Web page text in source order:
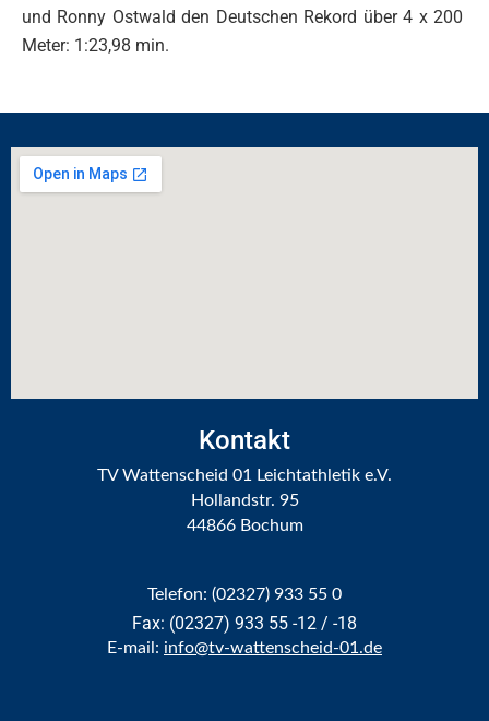
SPORTPARK LOHRHEIDE WEST
STADTWERKE HALBMARATHON BOCHUM
SPONSOREN
KONTAKT
und Ronny Ostwald den Deutschen Rekord über 4 x 200
Meter: 1:23,98 min.
Kontakt
TV Wattenscheid 01 Leichtathletik e.V.
Hollandstr. 95
44866 Bochum
Telefon: (02327) 933 55 0
Fax: (02327) 933 55 -12 / -18
E-mail: info@tv-wattenscheid-01.de